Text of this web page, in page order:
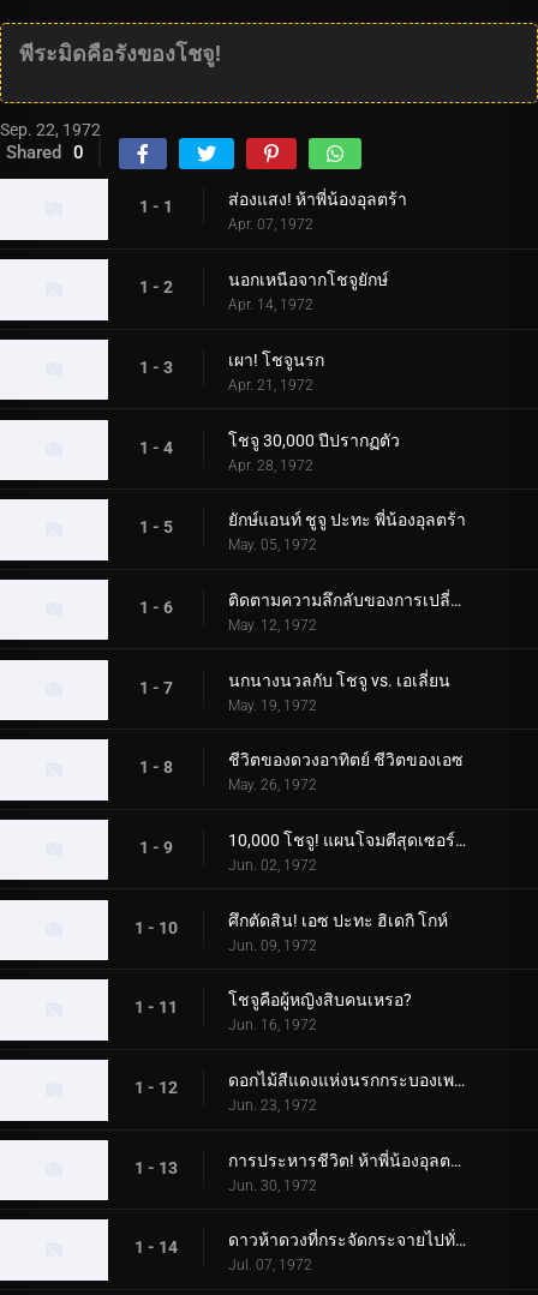
พีระมิดคือรังของโชจู!
Sep. 22, 1972
Shared 0
1 - 1 ส่องแสง! ห้าพี่น้องอุลตร้า
Apr. 07, 1972
1 - 2 นอกเหนือจากโชจูยักษ์
Apr. 14, 1972
1 - 3 เผา! โชจูนรก
Apr. 21, 1972
1 - 4 โชจู 30,000 ปีปรากฏตัว
Apr. 28, 1972
1 - 5 ยักษ์แอนท์ ชูจู ปะทะ พี่น้องอุลตร้า
May. 05, 1972
1 - 6 ติดตามความลึกลับของการเปลี่ยนแปลง Chouju
May. 12, 1972
1 - 7 นกนางนวลกับ โชจู vs. เอเลี่ยน
May. 19, 1972
1 - 8 ชีวิตของดวงอาทิตย์ ชีวิตของเอซ
May. 26, 1972
1 - 9 10,000 โชจู! แผนโจมตีสุดเซอร์ไพรส์
Jun. 02, 1972
1 - 10 ศึกตัดสิน! เอซ ปะทะ ฮิเดกิ โกห์
Jun. 09, 1972
1 - 11 โชจูคือผู้หญิงสิบคนเหรอ?
Jun. 16, 1972
1 - 12 ดอกไม้สีแดงแห่งนรกกระบองเพชร
Jun. 23, 1972
1 - 13 การประหารชีวิต! ห้าพี่น้องอุลตร้า
Jun. 30, 1972
1 - 14 ดาวห้าดวงที่กระจัดกระจายไปทั่วกาแล็กซี
Jul. 07, 1972